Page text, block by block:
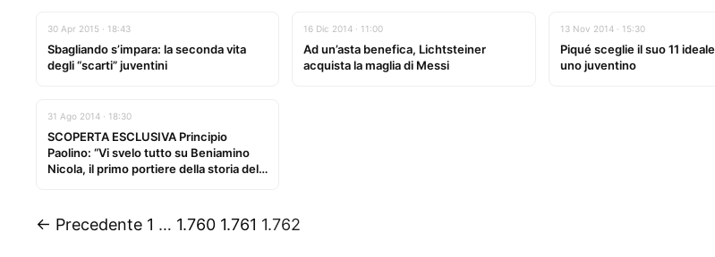
30 Apr 2015 · 18:43
Sbagliando s’impara: la seconda vita
degli “scarti” juventini
16 Dic 2014 · 11:00
Ad un’asta benefica, Lichtsteiner
acquista la maglia di Messi
13 Nov 2014 · 15:30
Piqué sceglie il suo 11
uno juventino
31 Ago 2014 · 18:30
SCOPERTA ESCLUSIVA Principio
Paolino: “Vi svelo tutto su Beniamino
Nicola, il primo portiere della storia della
← Precedente 1 … 1.760 1.761 1.762